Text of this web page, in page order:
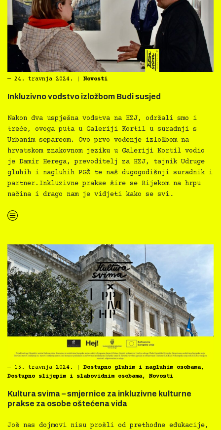
― 24. travnja 2024. Novosti
Inkluzivno vodstvo izložbom Budi susjed
Nakon dva uspješna vodstva na HZJ, održali smo i
treće, ovoga puta u Galeriji Kortil u suradnji s
Urbanim separeom. Ovo prvo vođenje izložbom na
hrvatskom znakovnom jeziku u Galeriji Kortil vodio
je Damir Herega, prevoditelj za HZJ, tajnik Udruge
gluhih i nagluhih PGŽ te naš dugogodišnji suradnik i
partner.Inkluzivne prakse šire se Rijekom na hrpu
načina i drago nam je vidjeti kako se svi…
“Inkluzivno vodstvo izložbom Budi susjed”
― 15. travnja 2024. Dostupno gluhim i nagluhim osobama,
Dostupno slijepim i slabovidnim osobama, Novosti
Kultura svima – smjernice za inkluzivne kulturne
prakse za osobe oštećena vida
Još nas dojmovi nisu prošli od prethodne edukacije,